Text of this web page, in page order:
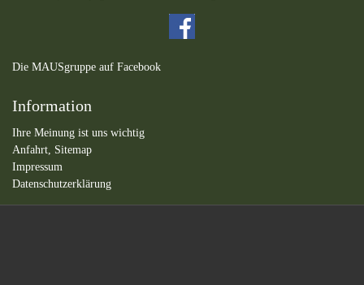
Die MAUSgruppe auf Facebook
Information
Ihre Meinung ist uns wichtig
Anfahrt, Sitemap
Impressum
Datenschutzerklärung